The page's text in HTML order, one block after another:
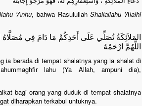
'Anhu, bahwa RasulullahShallallahu 'Alaihi
المَلاَئِكَةُ تُصَلِّي عَلَى أَحَدِكُمْ مَا دَامَ فِي
اللَّهُمَّ ارْحَمْهُ
ia berada di tempat shalatnya yang ia shalat di
lahu (Ya Allah, ampuni dia),
bagi orang yang duduk di tempat shalatnya
diharapkan terkabul untuknya.